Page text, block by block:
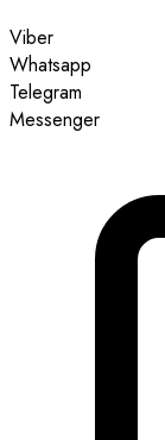
Viber
Whatsapp
Telegram
Messenger